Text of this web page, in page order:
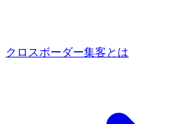
クロスボーダー集客とは